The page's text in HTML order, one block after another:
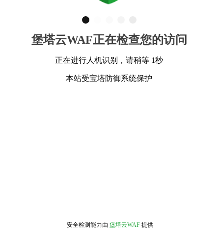
堡塔云WAF正在检查您的访问
正在进行人机识别，请稍等 1秒
本站受宝塔防御系统保护
安全检测能力由 堡塔云WAF 提供